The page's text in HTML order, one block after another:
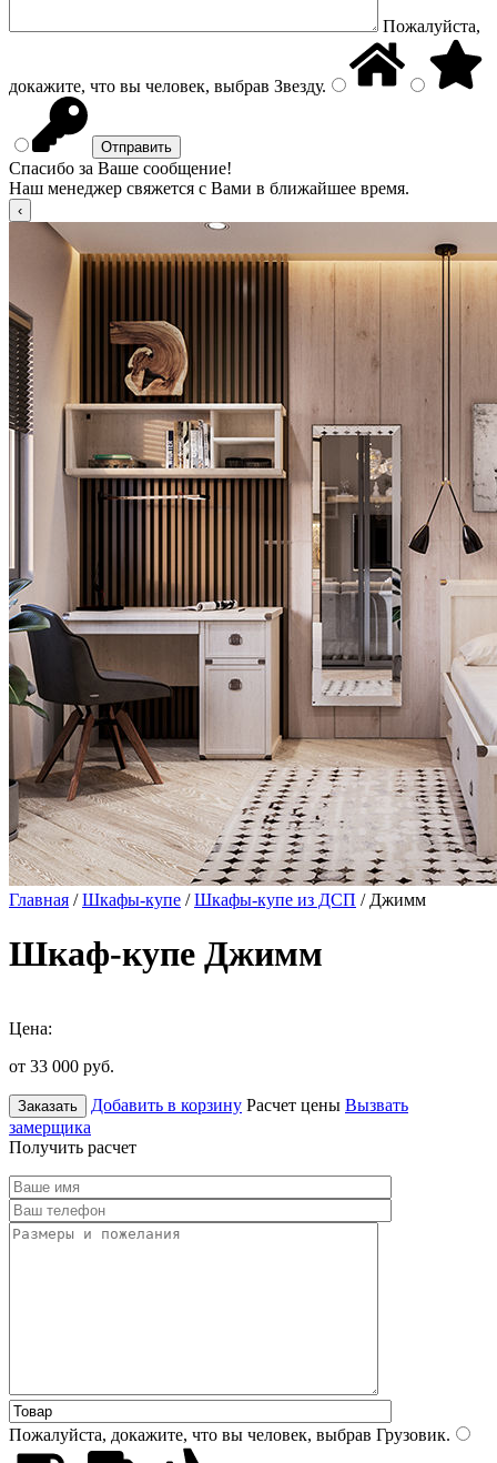
Пожалуйста,
докажите, что вы человек, выбрав Звезду.
Спасибо за Ваше сообщение!
Наш менеджер свяжется с Вами в ближайшее время.
Главная /Шкафы-купе /Шкафы-купе из ДСП / Джимм
Шкаф-купе Джимм
Цена:
от 33 000 руб.
Заказать Добавить в корзину Расчет цены Вызвать
замерщика
Получить расчет
Пожалуйста, докажите, что вы человек, выбрав Грузовик.